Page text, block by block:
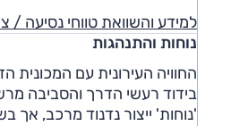
למידע והשוואת טווחי נסיעה /
נוחות והתנהגות
בידוד רעשי הדרך והסביבה
'נוחות' ייצור נדנוד מרכב, אך